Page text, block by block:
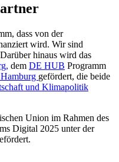
dass von der
wird. Wir sind
hinaus wird das
dem DE HUB Programm
gefördert, die beide
und Klimapolitik
Union im Rahmen des
Digital 2025 unter der